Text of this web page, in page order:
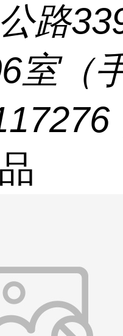
路
室（